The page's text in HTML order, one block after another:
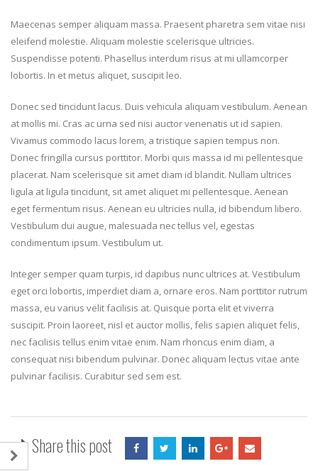
Maecenas semper aliquam massa. Praesent pharetra sem vitae nisi
eleifend molestie. Aliquam molestie scelerisque ultricies.
Suspendisse potenti. Phasellus interdum risus at mi ullamcorper
lobortis. In et metus aliquet, suscipit leo.
Donec sed tincidunt lacus. Duis vehicula aliquam vestibulum. Aenean
at mollis mi. Cras ac urna sed nisi auctor venenatis ut id sapien.
Vivamus commodo lacus lorem, a tristique sapien tempus non.
Donec fringilla cursus porttitor. Morbi quis massa id mi pellentesque
placerat. Nam scelerisque sit amet diam id blandit. Nullam ultrices
ligula at ligula tincidunt, sit amet aliquet mi pellentesque. Aenean
eget fermentum risus. Aenean eu ultricies nulla, id bibendum libero.
Vestibulum dui augue, malesuada nec tellus vel, egestas
condimentum ipsum. Vestibulum ut.
Integer semper quam turpis, id dapibus nunc ultrices at. Vestibulum
eget orci lobortis, imperdiet diam a, ornare eros. Nam porttitor rutrum
massa, eu varius velit facilisis at. Quisque porta elit et viverra
suscipit. Proin laoreet, nisl et auctor mollis, felis sapien aliquet felis,
nec facilisis tellus enim vitae enim. Nam rhoncus enim diam, a
consequat nisi bibendum pulvinar. Donec aliquam lectus vitae ante
pulvinar facilisis. Curabitur sed sem est.
Share this post